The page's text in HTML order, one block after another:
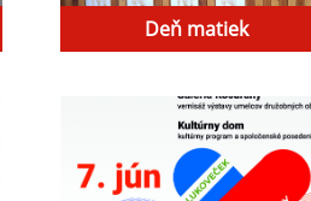
Deň matiek